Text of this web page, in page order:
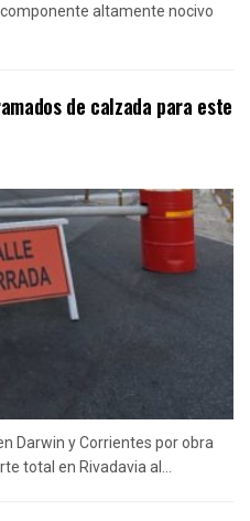
altamente nocivo
de calzada para este
Darwin y Corrientes por obra
total en Rivadavia al...